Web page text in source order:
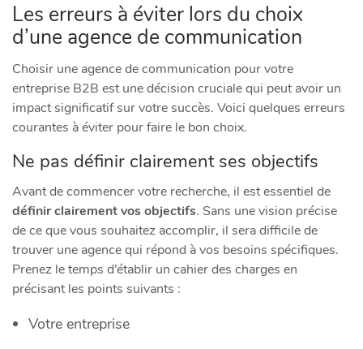
Les erreurs à éviter lors du choix
d’une agence de communication
Choisir une agence de communication pour votre
entreprise B2B est une décision cruciale qui peut avoir un
impact significatif sur votre succès. Voici quelques erreurs
courantes à éviter pour faire le bon choix.
Ne pas définir clairement ses objectifs
Avant de commencer votre recherche, il est essentiel de
définir clairement vos objectifs. Sans une vision précise
de ce que vous souhaitez accomplir, il sera difficile de
trouver une agence qui répond à vos besoins spécifiques.
Prenez le temps d’établir un cahier des charges en
précisant les points suivants :
Votre entreprise